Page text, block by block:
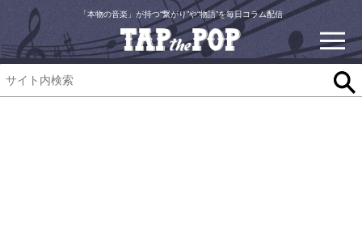
「本物の音楽」が持つ“繋がり”や“物語”を毎日コラム配信